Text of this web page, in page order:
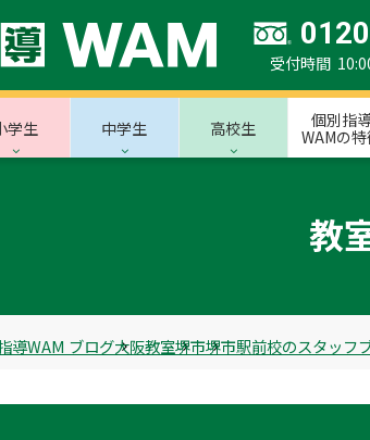
受付時間
学生 中学生 高校生
個別指
WAMの
教
導WAM ブログ大阪教室堺市堺市駅前校のスタッフ